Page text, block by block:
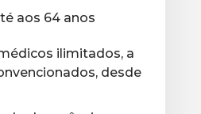
aos 64 anos
ilimitados, a
desde